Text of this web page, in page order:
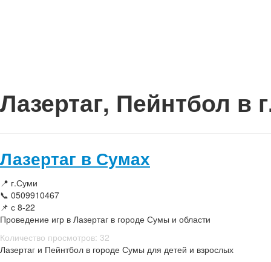
Лазертаг, Пейнтбол в
Лазертаг в Сумах
📍 г.Суми
📞 0509910467
📌 с 8-22
Проведение игр в Лазертаг в городе Сумы и области
Количество просмотров: 32
Лазертаг и Пейнтбол в городе Сумы для детей и взрослых